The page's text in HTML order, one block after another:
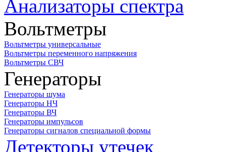
Анализаторы спектра
Вольтметры
Вольтметры универсальные
Вольтметры переменного напряжения
Вольтметры СВЧ
Генераторы
Генераторы шума
Генераторы НЧ
Генераторы ВЧ
Генераторы импульсов
Генераторы сигналов специальной формы
Детекторы утечек